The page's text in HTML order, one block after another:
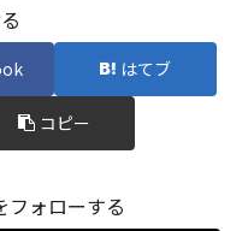
はてブ
コピー
フォローする